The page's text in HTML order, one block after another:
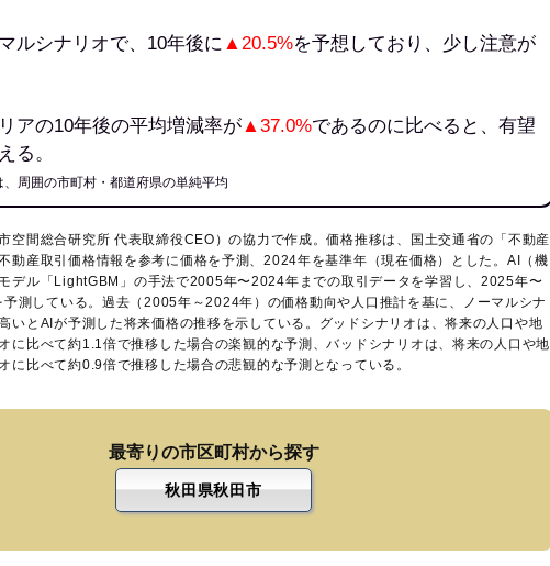
ルシナリオで、10年後に▲20.5%を予想しており、少し注意が
アの10年後の平均増減率が▲37.0%であるのに比べると、有望
る。
周囲の市町村・都道府県の単純平均
空間総合研究所 代表取締役CEO）の協力で作成。価格推移は、国土交通省の「 不動産
動産取引価格情報を参考に価格を予測、2024年を基準年（現在価格）とした。AI（機
デル「LightGBM」の手法で2005年〜2024年までの取引データを学習し、2025年〜
測している。過去（2005年～2024年）の価格動向や人口推計を基に、ノーマルシナ
いとAIが予測した将来価格の推移を示している。グッドシナリオは、将来の人口や地
に比べて約1.1倍で推移した場合の楽観的な予測、バッドシナリオは、将来の人口や地
に比べて約0.9倍で推移した場合の悲観的な予測となっている。
最寄りの市区町村から探す
秋田県秋田市